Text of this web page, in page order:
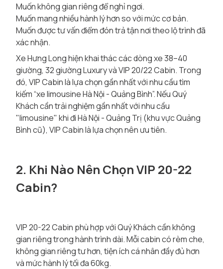
Muốn không gian riêng để nghỉ ngơi.
Muốn mang nhiều hành lý hơn so với mức cơ bản.
Muốn được tư vấn điểm đón trả tận nơi theo lộ trình đã
xác nhận.
Xe Hưng Long hiện khai thác các dòng xe 38–40
giường, 32 giường Luxury và VIP 20/22 Cabin. Trong
đó, VIP Cabin là lựa chọn gần nhất với nhu cầu tìm
kiếm “xe limousine Hà Nội - Quảng Bình”. Nếu Quý
Khách cần trải nghiệm gần nhất với nhu cầu
"limousine" khi đi Hà Nội - Quảng Trị (khu vực Quảng
Bình cũ), VIP Cabin là lựa chọn nên ưu tiên.
2. Khi Nào Nên Chọn VIP 20-22
Cabin?
VIP 20-22 Cabin phù hợp với Quý Khách cần không
gian riêng trong hành trình dài. Mỗi cabin có rèm che,
không gian riêng tư hơn, tiện ích cá nhân đầy đủ hơn
và mức hành lý tối đa 60kg.